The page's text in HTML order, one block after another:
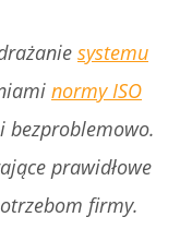
systemu
normy ISO
bezproblemowo.
prawidłowe
firmy.